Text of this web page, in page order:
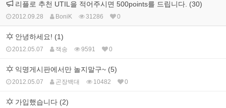
리플로 추천 UTIL을 적어주시면 500points를 드립니다. (30)
2012.09.28 BoniK 31286 0
안녕하세요! (1)
2012.05.07 잭송 9591 0
익명게시판에서만 놀지말구~ (5)
2012.05.07 곤장백대 10482 0
가입했습니다 (2)